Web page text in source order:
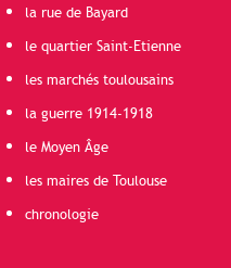
la rue de Bayard
le quartier Saint-Etienne
les marchés toulousains
la guerre 1914-1918
le Moyen Âge
les maires de Toulouse
chronologie